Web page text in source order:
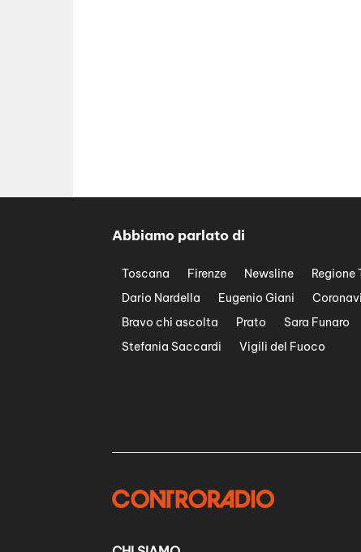
Abbiamo parlato di
Toscana Firenze Newsline Regione
Dario Nardella
Eugenio Giani
Bravo chi ascolta
Prato Sara Funaro
Stefania Saccardi
Vigili del Fuoco